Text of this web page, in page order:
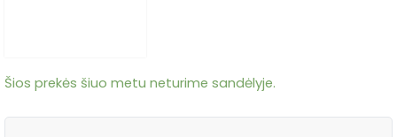
Šios prekės šiuo metu neturime sandėlyje.